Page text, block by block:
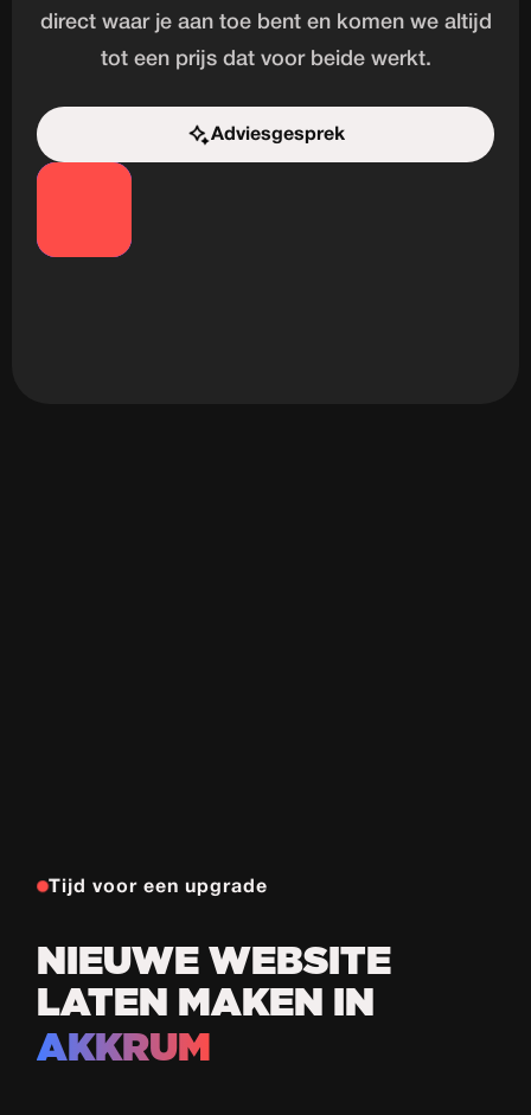
direct waar je aan toe bent en komen we altijd
tot een prijs dat voor beide werkt.
Adviesgesprek
Start de uitdaging
Tijd voor een upgrade
NIEUWE WEBSITE
LATEN MAKEN IN
AKKRUM